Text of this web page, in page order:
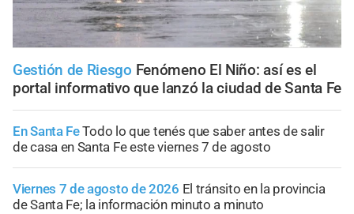
Gestión de Riesgo Fenómeno El Niño: así es el
portal informativo que lanzó la ciudad de Santa Fe
En Santa FeTodo lo que tenés que saber antes de salir
de casa en Santa Fe este viernes 7 de agosto
Viernes 7 de agosto de 2026 El tránsito en la provincia
de Santa Fe; la información minuto a minuto